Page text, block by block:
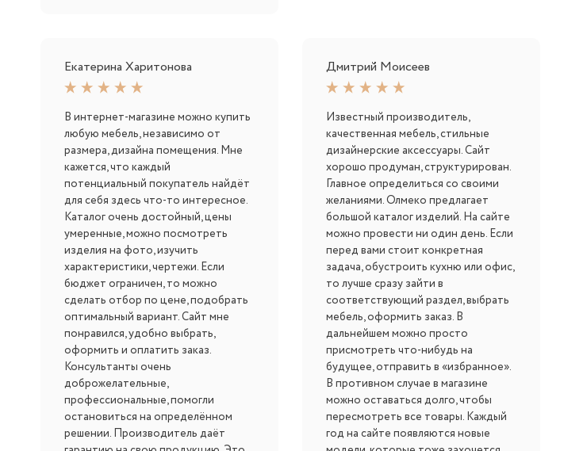
Екатерина Харитонова
В интернет-магазине можно купить
любую мебель, независимо от
размера, дизайна помещения. Мне
кажется, что каждый
потенциальный покупатель найдёт
для себя здесь что-то интересное.
Каталог очень достойный, цены
умеренные, можно посмотреть
изделия на фото, изучить
характеристики, чертежи. Если
бюджет ограничен, то можно
сделать отбор по цене, подобрать
оптимальный вариант. Сайт мне
понравился, удобно выбрать,
оформить и оплатить заказ.
Консультанты очень
доброжелательные,
профессиональные, помогли
остановиться на определённом
решении. Производитель даёт
Дмитрий Моисеев
Известный производитель,
качественная мебель, стильные
дизайнерские аксессуары. Сайт
хорошо продуман, структурирован.
Главное определиться со своими
желаниями. Олмеко предлагает
большой каталог изделий. На сайте
можно провести ни один день. Если
перед вами стоит конкретная
задача, обустроить кухню или офис,
то лучше сразу зайти в
соответствующий раздел, выбрать
мебель, оформить заказ. В
дальнейшем можно просто
присмотреть что-нибудь на
будущее, отправить в «избранное».
В противном случае в магазине
можно оставаться долго, чтобы
пересмотреть все товары. Каждый
год на сайте появляются новые